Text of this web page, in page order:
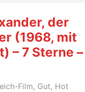
der
(1968, mit
– 7 Sterne –
Film, Gut, Hot